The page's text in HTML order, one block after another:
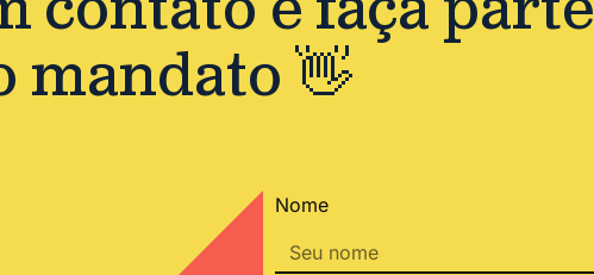
contato e faça parte
mandato 👋
Nome